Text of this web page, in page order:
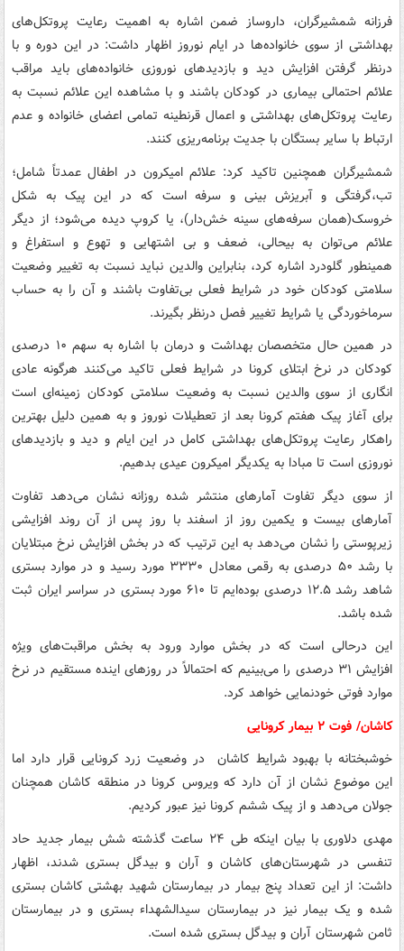
فرزانه شمشیرگران، داروساز ضمن اشاره به اهمیت رعایت پروتکل‌های
بهداشتی از سوی خانواده‌ها در ایام نوروز اظهار داشت: در این دوره و با
درنظر گرفتن افزایش دید و بازدیدهای نوروزی خانواده‌های باید مراقب
علائم احتمالی بیماری در کودکان باشند و با مشاهده این علائم نسبت به
رعایت پروتکل‌های بهداشتی و اعمال قرنطینه تمامی اعضای خانواده و عدم
ارتباط با سایر بستگان با جدیت برنامه‌ریزی کنند.
شمشیرگران همچنین تاکید کرد: علائم امیکرون در اطفال عمدتاً شامل؛
تب،گرفتگی و آبریزش بینی و سرفه است که در این پیک به شکل
خروسک(همان سرفه‌های سینه خش‌دار)، یا کروپ دیده می‌شود؛ از دیگر
علائم می‌توان به بیحالی، ضعف و بی اشتهایی و تهوع و استفراغ و
همینطور گلودرد اشاره کرد، بنابراین والدین نباید نسبت به تغییر وضعیت
سلامتی کودکان خود در شرایط فعلی بی‌تفاوت باشند و آن را به حساب
سرماخوردگی یا شرایط تغییر فصل درنظر بگیرند.
در همین حال متخصصان بهداشت و درمان با اشاره به سهم ۱۰ درصدی
کودکان در نرخ ابتلای کرونا در شرایط فعلی تاکید می‌کنند هرگونه عادی
انگاری از سوی والدین نسبت به وضعیت سلامتی کودکان زمینه‌ای است
برای آغاز پیک هفتم کرونا بعد از تعطیلات نوروز و به همین دلیل بهترین
راهکار رعایت پروتکل‌های بهداشتی کامل در این ایام و دید و بازدیدهای
نوروزی است تا مبادا به یکدیگر امیکرون عیدی بدهیم.
از سوی دیگر تفاوت آمارهای منتشر شده روزانه نشان می‌دهد تفاوت
آمارهای بیست و یکمین روز از اسفند با روز پس از آن روند افزایشی
زیرپوستی را نشان می‌دهد به این ترتیب که در بخش افزایش نرخ مبتلایان
با رشد ۵۰ درصدی به رقمی معادل ۳۳۳۰ مورد رسید و در موارد بستری
شاهد رشد ۱۲.۵ درصدی بوده‌ایم تا ۶۱۰ مورد بستری در سراسر ایران ثبت
شده باشد.
این درحالی است که در بخش موارد ورود به بخش مراقبت‌های ویژه
افزایش ۳۱ درصدی را می‌بینیم که احتمالاً در روزهای اینده مستقیم در نرخ
موارد فوتی خودنمایی خواهد کرد.
کاشان/ فوت ۲ بیمار کرونایی
خوشبختانه با بهبود شرایط کاشان در وضعیت زرد کرونایی قرار دارد اما
این موضوع نشان از آن دارد که ویروس کرونا در منطقه کاشان همچنان
جولان می‌دهد و از پیک ششم کرونا نیز عبور کردیم.
مهدی دلاوری با بیان اینکه طی ۲۴ ساعت گذشته شش بیمار جدید حاد
تنفسی در شهرستان‌های کاشان و آران و بیدگل بستری شدند، اظهار
داشت: از این تعداد پنج بیمار در بیمارستان شهید بهشتی کاشان بستری
شده و یک بیمار نیز در بیمارستان سیدالشهداء بستری و در بیمارستان
ثامن شهرستان آران و بیدگل بستری شده است.